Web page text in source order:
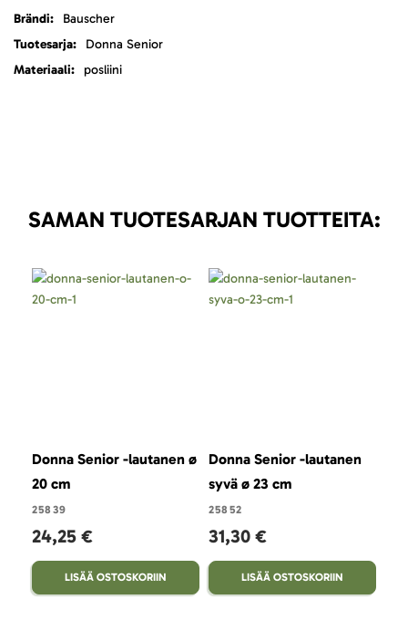
LisätietojaBauscher
Donna Senior
posliini
SAMAN TUOTESARJAN TUOTTEITA:
Donna Senior -lautanen ø
20 cm
25839
24,25 €
LISÄÄ OSTOSKORIIN
Donna Senior -lautanen
syvä ø 23 cm
25852
31,30 €
LISÄÄ OSTOSKORIIN